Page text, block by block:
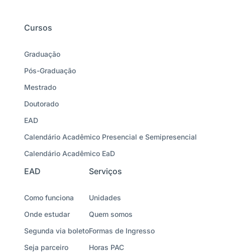
Cursos
Graduação
Pós-Graduação
Mestrado
Doutorado
EAD
Calendário Acadêmico Presencial e Semipresencial
Calendário Acadêmico EaD
EAD
Como funciona
Onde estudar
Segunda via boleto
Seja parceiro
Serviços
Unidades
Quem somos
Formas de Ingresso
Horas PAC